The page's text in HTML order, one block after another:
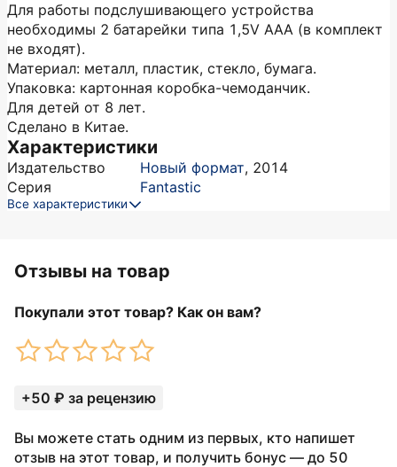
Для работы подслушивающего устройства
необходимы 2 батарейки типа 1,5V ААА (в комплект
не входят).
Материал: металл, пластик, стекло, бумага.
Упаковка: картонная коробка-чемоданчик.
Для детей от 8 лет.
Сделано в Китае.
Характеристики
Издательство Новый формат, 2014
Серия
Fantastic
Все характеристики
Отзывы на товар
Покупали этот товар? Как он вам?
+50 ₽ за рецензию
Вы можете стать одним из первых, кто напишет
отзыв на этот товар, и получить бонус — до 50